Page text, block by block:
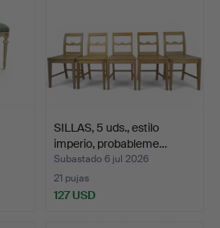
SILLAS, 5 uds., estilo
imperio, probableme…
Subastado 6 jul 2026
21 pujas
127 USD